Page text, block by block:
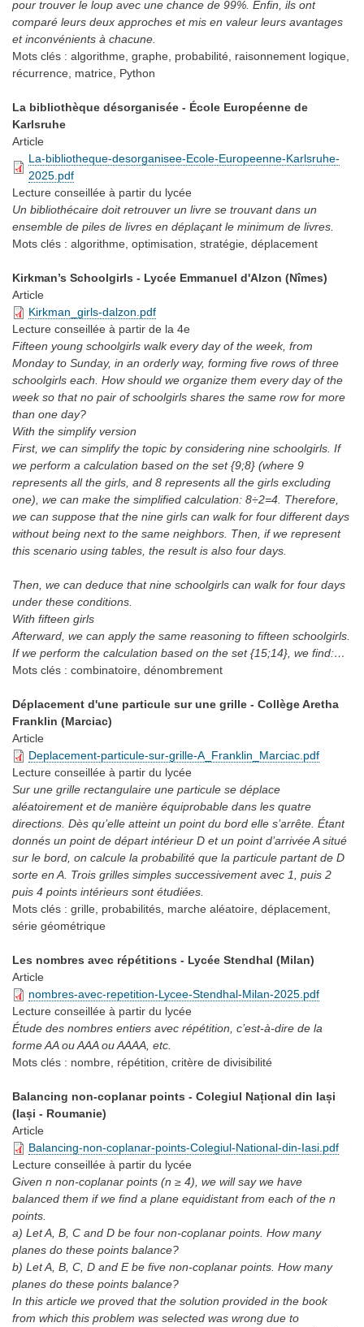
pour trouver le loup avec une chance de 99%. Enfin, ils ont
comparé leurs deux approches et mis en valeur leurs avantages
et inconvénients à chacune.
Mots clés : algorithme, graphe, probabilité, raisonnement logique,
récurrence, matrice, Python
La bibliothèque désorganisée - École Européenne de
Karlsruhe
Article
La-bibliotheque-desorganisee-Ecole-Europeenne-Karlsruhe-
2025.pdf
Lecture conseillée à partir du lycée
Un bibliothécaire doit retrouver un livre se trouvant dans un
ensemble de piles de livres en déplaçant le minimum de livres.
Mots clés : algorithme, optimisation, stratégie, déplacement
Kirkman’s Schoolgirls - Lycée Emmanuel d'Alzon (Nîmes)
Article
Kirkman_girls-dalzon.pdf
Lecture conseillée à partir de la 4e
Fifteen young schoolgirls walk every day of the week, from
Monday to Sunday, in an orderly way, forming five rows of three
schoolgirls each. How should we organize them every day of the
week so that no pair of schoolgirls shares the same row for more
than one day?
With the simplify version
First, we can simplify the topic by considering nine schoolgirls. If
we perform a calculation based on the set {9;8} (where 9
represents all the girls, and 8 represents all the girls excluding
one), we can make the simplified calculation: 8÷2=4. Therefore,
we can suppose that the nine girls can walk for four different days
without being next to the same neighbors. Then, if we represent
this scenario using tables, the result is also four days.
Then, we can deduce that nine schoolgirls can walk for four days
under these conditions.
With fifteen girls
Afterward, we can apply the same reasoning to fifteen schoolgirls.
If we perform the calculation based on the set {15;14}, we find:…
Mots clés : combinatoire, dénombrement
Déplacement d'une particule sur une grille - Collège Aretha
Franklin (Marciac)
Article
Deplacement-particule-sur-grille-A_Franklin_Marciac.pdf
Lecture conseillée à partir du lycée
Sur une grille rectangulaire une particule se déplace
aléatoirement et de manière équiprobable dans les quatre
directions. Dès qu’elle atteint un point du bord elle s’arrête. Étant
donnés un point de départ intérieur D et un point d’arrivée A situé
sur le bord, on calcule la probabilité que la particule partant de D
sorte en A. Trois grilles simples successivement avec 1, puis 2
puis 4 points intérieurs sont étudiées.
Mots clés : grille, probabilités, marche aléatoire, déplacement,
série géométrique
Les nombres avec répétitions - Lycée Stendhal (Milan)
Article
nombres-avec-repetition-Lycee-Stendhal-Milan-2025.pdf
Lecture conseillée à partir du lycée
Étude des nombres entiers avec répétition, c’est-à-dire de la
forme AA ou AAA ou AAAA, etc.
Mots clés : nombre, répétition, critère de divisibilité
Balancing non-coplanar points - Colegiul Național din Iași
(Iași - Roumanie)
Article
Balancing-non-coplanar-points-Colegiul-National-din-Iasi.pdf
Lecture conseillée à partir du lycée
Given n non-coplanar points (n ≥ 4), we will say we have
balanced them if we find a plane equidistant from each of the n
points.
a) Let A, B, C and D be four non-coplanar points. How many
planes do these points balance?
b) Let A, B, C, D and E be five non-coplanar points. How many
planes do these points balance?
In this article we proved that the solution provided in the book
from which this problem was selected was wrong due to